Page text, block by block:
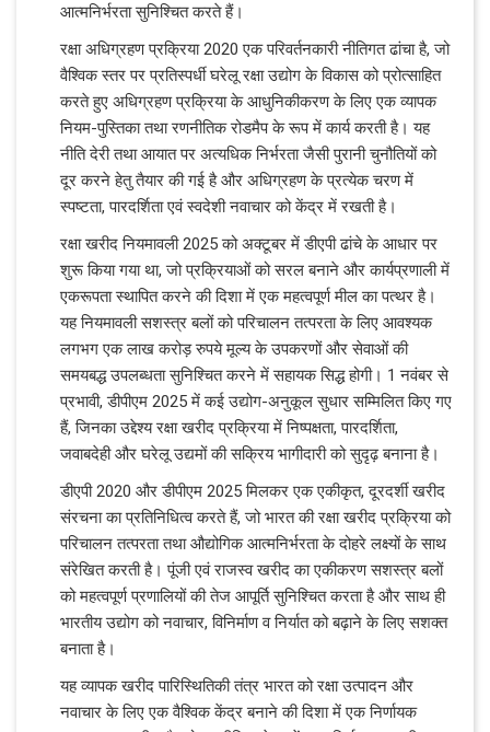
आत्मनिर्भरता सुनिश्चित करते हैं।
रक्षा अधिग्रहण प्रक्रिया 2020 एक परिवर्तनकारी नीतिगत ढांचा है, जो
वैश्विक स्तर पर प्रतिस्पर्धी घरेलू रक्षा उद्योग के विकास को प्रोत्साहित
करते हुए अधिग्रहण प्रक्रिया के आधुनिकीकरण के लिए एक व्यापक
नियम-पुस्तिका तथा रणनीतिक रोडमैप के रूप में कार्य करती है। यह
नीति देरी तथा आयात पर अत्यधिक निर्भरता जैसी पुरानी चुनौतियों को
दूर करने हेतु तैयार की गई है और अधिग्रहण के प्रत्येक चरण में
स्पष्टता, पारदर्शिता एवं स्वदेशी नवाचार को केंद्र में रखती है।
रक्षा खरीद नियमावली 2025 को अक्टूबर में डीएपी ढांचे के आधार पर
शुरू किया गया था, जो प्रक्रियाओं को सरल बनाने और कार्यप्रणाली में
एकरूपता स्थापित करने की दिशा में एक महत्वपूर्ण मील का पत्थर है।
यह नियमावली सशस्त्र बलों को परिचालन तत्परता के लिए आवश्यक
लगभग एक लाख करोड़ रुपये मूल्य के उपकरणों और सेवाओं की
समयबद्ध उपलब्धता सुनिश्चित करने में सहायक सिद्ध होगी। 1 नवंबर से
प्रभावी, डीपीएम 2025 में कई उद्योग-अनुकूल सुधार सम्मिलित किए गए
हैं, जिनका उद्देश्य रक्षा खरीद प्रक्रिया में निष्पक्षता, पारदर्शिता,
जवाबदेही और घरेलू उद्यमों की सक्रिय भागीदारी को सुदृढ़ बनाना है।
डीएपी 2020 और डीपीएम 2025 मिलकर एक एकीकृत, दूरदर्शी खरीद
संरचना का प्रतिनिधित्व करते हैं, जो भारत की रक्षा खरीद प्रक्रिया को
परिचालन तत्परता तथा औद्योगिक आत्मनिर्भरता के दोहरे लक्ष्यों के साथ
संरेखित करती है। पूंजी एवं राजस्व खरीद का एकीकरण सशस्त्र बलों
को महत्वपूर्ण प्रणालियों की तेज आपूर्ति सुनिश्चित करता है और साथ ही
भारतीय उद्योग को नवाचार, विनिर्माण व निर्यात को बढ़ाने के लिए सशक्त
बनाता है।
यह व्यापक खरीद पारिस्थितिकी तंत्र भारत को रक्षा उत्पादन और
नवाचार के लिए एक वैश्विक केंद्र बनाने की दिशा में एक निर्णायक